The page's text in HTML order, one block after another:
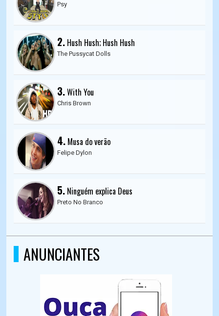
Psy
2. Hush Hush; Hush Hush
The Pussycat Dolls
3.With You
Chris Brown
4. Musa do verão
Felipe Dylon
5. Ninguém explica Deus
Preto No Branco
ANUNCIANTES